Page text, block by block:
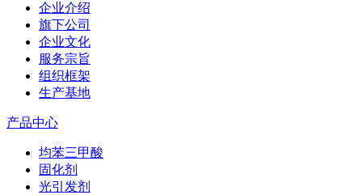
企业介绍
旗下公司
企业文化
服务宗旨
组织框架
生产基地
产品中心
均苯三甲酸
固化剂
光引发剂